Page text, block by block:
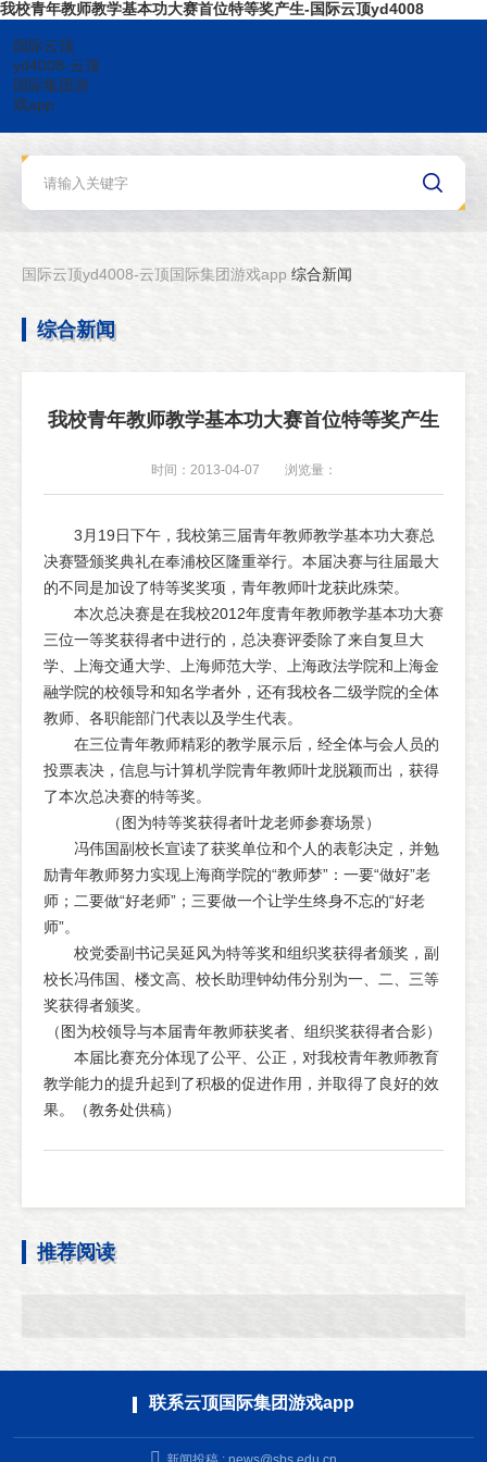
我校青年教师教学基本功大赛首位特等奖产生-国际云顶yd4008
国际云顶
yd4008-云顶
国际集团游
戏app
国际云顶yd4008-云顶国际集团游戏app 综合新闻
综合新闻
我校青年教师教学基本功大赛首位特等奖产生
时间：2013-04-07 浏览量：
3月19日下午，我校第三届青年教师教学基本功大赛总
决赛暨颁奖典礼在奉浦校区隆重举行。本届决赛与往届最大
的不同是加设了特等奖奖项，青年教师叶龙获此殊荣。
本次总决赛是在我校2012年度青年教师教学基本功大赛
三位一等奖获得者中进行的，总决赛评委除了来自复旦大
学、上海交通大学、上海师范大学、上海政法学院和上海金
融学院的校领导和知名学者外，还有我校各二级学院的全体
教师、各职能部门代表以及学生代表。
在三位青年教师精彩的教学展示后，经全体与会人员的
投票表决，信息与计算机学院青年教师叶龙脱颖而出，获得
了本次总决赛的特等奖。
（图为特等奖获得者叶龙老师参赛场景）
冯伟国副校长宣读了获奖单位和个人的表彰决定，并勉
励青年教师努力实现上海商学院的“教师梦”：一要“做好”老
师；二要做“好老师”；三要做一个让学生终身不忘的“好老
师”。
校党委副书记吴延风为特等奖和组织奖获得者颁奖，副
校长冯伟国、楼文高、校长助理钟幼伟分别为一、二、三等
奖获得者颁奖。
（图为校领导与本届青年教师获奖者、组织奖获得者合影）
本届比赛充分体现了公平、公正，对我校青年教师教育
教学能力的提升起到了积极的促进作用，并取得了良好的效
果。（教务处供稿）
推荐阅读
联系云顶国际集团游戏app